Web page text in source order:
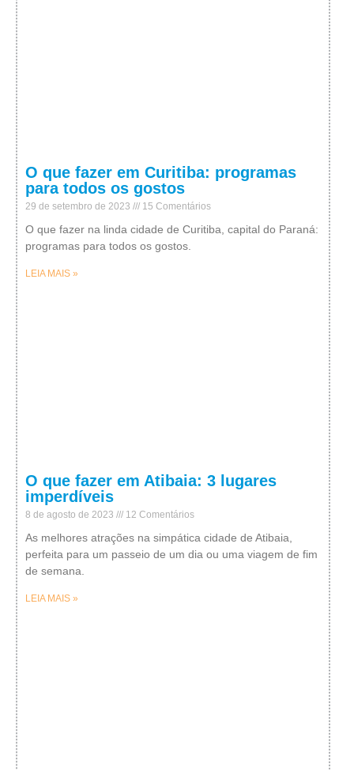
O que fazer em Curitiba: programas
para todos os gostos
29 de setembro de 2023 15 Comentários
O que fazer na linda cidade de Curitiba, capital do Paraná:
programas para todos os gostos.
LEIA MAIS »
O que fazer em Atibaia: 3 lugares
imperdíveis
8 de agosto de 2023 12 Comentários
As melhores atrações na simpática cidade de Atibaia,
perfeita para um passeio de um dia ou uma viagem de fim
de semana.
LEIA MAIS »